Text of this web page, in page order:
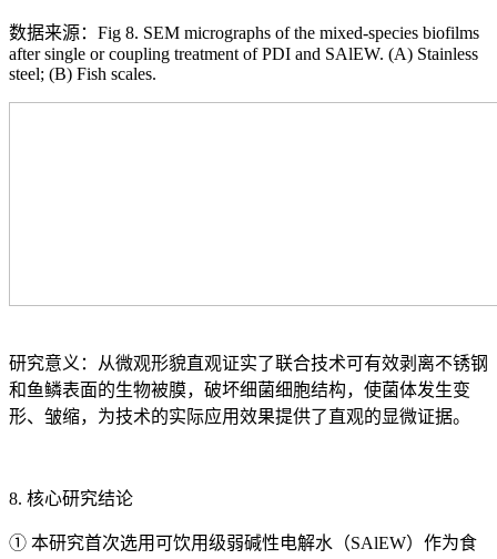
数据来源：Fig 8. SEM micrographs of the mixed-species biofilms
after single or coupling treatment of PDI and SAlEW. (A) Stainless
steel; (B) Fish scales.
研究意义：从微观形貌直观证实了联合技术可有效剥离不锈钢
和鱼鳞表面的生物被膜，破坏细菌细胞结构，使菌体发生变
形、皱缩，为技术的实际应用效果提供了直观的显微证据。
8. 核心研究结论
① 本研究首次选用可饮用级弱碱性电解水（SAlEW）作为食